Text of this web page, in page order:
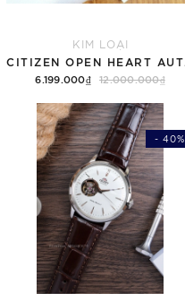
KIM LOẠI
6.199.000₫ 12.000.000₫
- 40%